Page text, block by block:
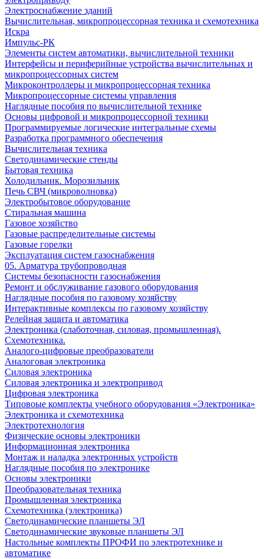
Электроснабжение зданий
Вычислительная, микропроцессорная техника и схемотехника
Искра
Импульс-РК
Элементы систем автоматики, вычислительной техники
Интерфейсы и периферийные устройства вычислительных и
микропроцессорных систем
Микроконтроллеры и микропроцессорная техника
Микропроцессорные системы управления
Наглядные пособия по вычислительной технике
Основы цифровой и микропроцессорной техники
Программируемые логические интегральные схемы
Разработка программного обеспечения
Вычислительная техника
Светодинамические стенды
Бытовая техника
Холодильник. Морозильник
Печь СВЧ (микроволновка)
Электробытовое оборудование
Стиральная машина
Газовое хозяйство
Газовые распределительные системы
Газовые горелки
Эксплуатация систем газоснабжения
05. Арматура трубопроводная
Системы безопасности газоснабжения
Ремонт и обслуживание газового оборудования
Наглядные пособия по газовому хозяйству
Интерактивные комплексы по газовому хозяйству
Релейная защита и автоматика
Электроника (слаботочная, силовая, промышленная).
Схемотехника.
Аналого-цифровые преобразователи
Аналоговая электроника
Cиловая электроника
Cиловая электроника и электропривод
Цифровая электроника
Типовоые комплекты учебного оборудования «Электроника»
Электроника и схемотехника
Электротехнология
Физические основы электроники
Информационная электроника
Монтаж и наладка электронных устройств
Наглядные пособия по электронике
Основы электроники
Преобразовательная техника
Промышленная электроника
Схемотехника (электроника)
Светодинамические планшеты ЭЛ
Светодинамические звуковые планшеты ЭЛ
Настольные комплекты ПРОФИ по электротехнике и
автоматике